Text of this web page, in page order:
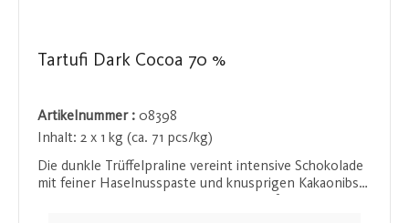
Tartufi Dark Cocoa 70 %
Artikelnummer : 08398
Inhalt: 2 x 1 kg (ca. 71 pcs/kg)
Die dunkle Trüffelpraline vereint intensive Schokolade
mit feiner Haselnusspaste und knusprigen Kakaonibs